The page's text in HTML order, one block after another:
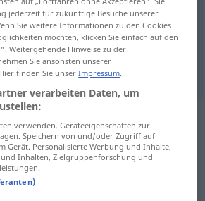
insistieren
insistieren
aus externen Quellen
der Langenscheidt Redaktion
jederzeit für zukünftige Besuche unserer
Sie weitere Informationen zu den Cookies
möchten, klicken Sie einfach auf den
Weitergehende Hinweise zu der
Sie ansonsten unserer
finden Sie unserImpressum.
verarbeiten Daten, um
verwenden. Geräteeigenschaften zur
Speichern von und/oder Zugriff auf
Gerät. Personalisierte Werbung und Inhalte,
Inhalten, Zielgruppenforschung und